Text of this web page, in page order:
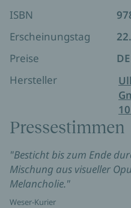
die tödliche Bedrohung
liegt. Ein kluger Roman
im Angesicht der
ISBN
Erscheinungstag
Preise
Hersteller
Pressestimmen
"Besticht bis zum Ende
Mischung aus visueller
Melancholie."
Weser-Kurier